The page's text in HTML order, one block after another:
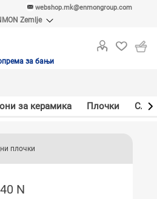
webshop.mk@enmongroup.com
Zemlje
ENMON MKD
за бањи
за керамика Плочки
плочки
N